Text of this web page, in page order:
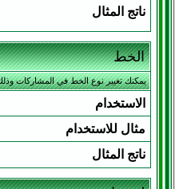
ناتج المثال
الخط
يمكنك تغيير نوع الخط في المشاركات
الاستخدام
مثال للاستخدام
ناتج المثال